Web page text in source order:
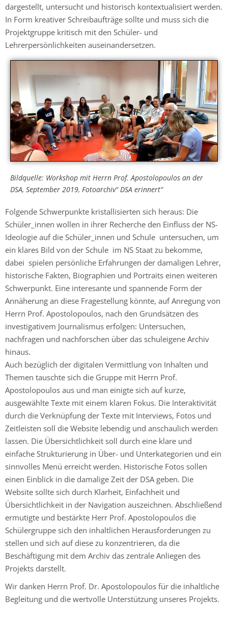
dargestellt, untersucht und historisch kontextualisiert werden.
In Form kreativer Schreibaufträge sollte und muss sich die
Projektgruppe kritisch mit den Schüler- und
Lehrerpersönlichkeiten auseinandersetzen.
Bildquelle: Workshop mit Herrn Prof. Apostolopoulos an der
DSA, September 2019, Fotoarchiv“ DSA erinnert“
Folgende Schwerpunkte kristallisierten sich heraus: Die
Schüler_innen wollen in ihrer Recherche den Einfluss der NS-
Ideologie auf die Schüler_innen und Schule untersuchen, um
ein klares Bild von der Schule im NS Staat zu bekomme,
dabei spielen persönliche Erfahrungen der damaligen Lehrer,
historische Fakten, Biographien und Portraits einen weiteren
Schwerpunkt. Eine interesante und spannende Form der
Annäherung an diese Fragestellung könnte, auf Anregung von
Herrn Prof. Apostolopoulos, nach den Grundsätzen des
investigativem Journalismus erfolgen: Untersuchen,
nachfragen und nachforschen über das schuleigene Archiv
hinaus.
Auch bezüglich der digitalen Vermittlung von Inhalten und
Themen tauschte sich die Gruppe mit Herrn Prof.
Apostolopoulos aus und man einigte sich auf kurze,
ausgewählte Texte mit einem klaren Fokus. Die Interaktivität
durch die Verknüpfung der Texte mit Interviews, Fotos und
Zeitleisten soll die Website lebendig und anschaulich werden
lassen. Die Übersichtlichkeit soll durch eine klare und
einfache Strukturierung in Über- und Unterkategorien und ein
sinnvolles Menü erreicht werden. Historische Fotos sollen
einen Einblick in die damalige Zeit der DSA geben. Die
Website sollte sich durch Klarheit, Einfachheit und
Übersichtlichkeit in der Navigation auszeichnen. Abschließend
ermutigte und bestärkte Herr Prof. Apostolopoulos die
Schülergruppe sich den inhaltlichen Herausforderungen zu
stellen und sich auf diese zu konzentrieren, da die
Beschäftigung mit dem Archiv das zentrale Anliegen des
Projekts darstellt.
Wir danken Herrn Prof. Dr. Apostolopoulos für die inhaltliche
Begleitung und die wertvolle Unterstützung unseres Projekts.